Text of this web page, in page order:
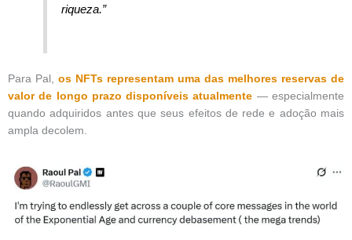
riqueza.”
Para Pal, os NFTs representam uma das melhores reservas de
valor de longo prazo disponíveis atualmente — especialmente
quando adquiridos antes que seus efeitos de rede e adoção mais
ampla decolem.